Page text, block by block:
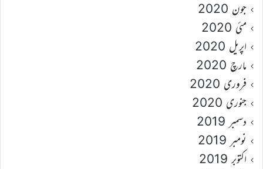
جون 2020
مئی 2020
اپریل 2020
مارچ 2020
فروری 2020
جنوری 2020
دسمبر 2019
نومبر 2019
اکتوبر 2019